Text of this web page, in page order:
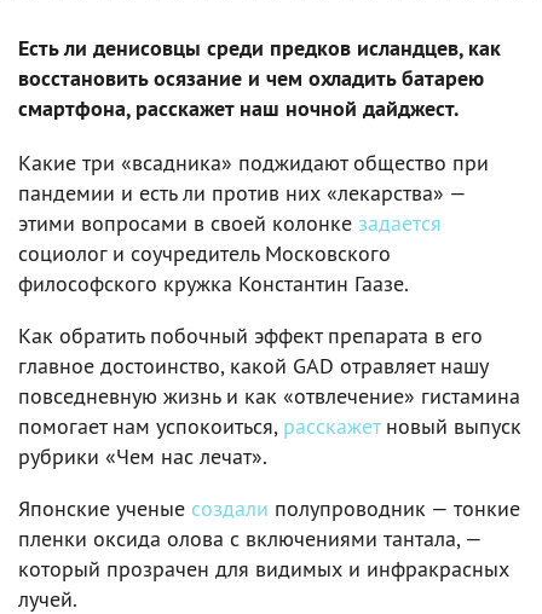
Есть ли денисовцы среди предков исландцев, как
восстановить осязание и чем охладить батарею
смартфона, расскажет наш ночной дайджест.
Какие три «всадника» поджидают общество при
пандемии и есть ли против них «лекарства» —
этими вопросами в своей колонке задается
социолог и соучредитель Московского
философского кружка Константин Гаазе.
Как обратить побочный эффект препарата в его
главное достоинство, какой GAD отравляет нашу
повседневную жизнь и как «отвлечение» гистамина
помогает нам успокоиться, расскажетновый выпуск
рубрики «Чем нас лечат».
Японские ученые создали полупроводник — тонкие
пленки оксида олова с включениями тантала, —
который прозрачен для видимых и инфракрасных
лучей.